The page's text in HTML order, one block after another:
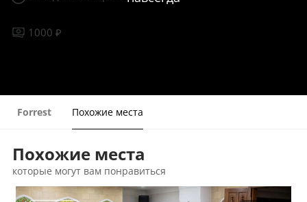
1000 ₽
Forrest Похожие места
Похожие места
которые могут вам понравиться